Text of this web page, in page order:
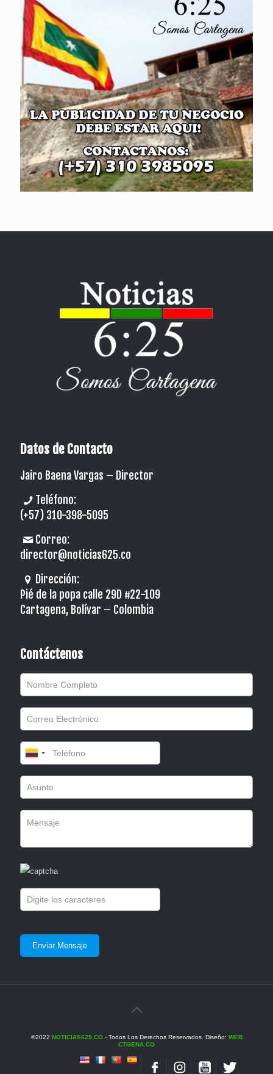
Datos de Contacto
Jairo Baena Vargas – Director
Teléfono:
(+57) 310-398-5095
Correo:
director@noticias625.co
Dirección:
Pié de la popa calle 29D #22-109
Cartagena, Bolívar – Colombia
Contáctenos
©2022 NOTICIAS625.CO- Todos Los Derechos Reservados. Diseño: WEB
CTGENA.CO